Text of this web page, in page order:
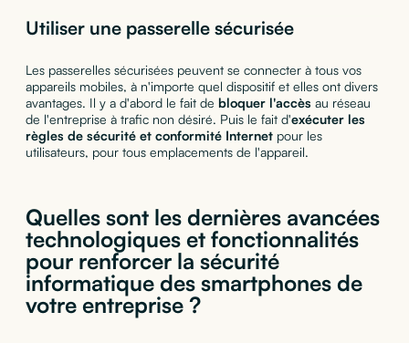
Utiliser une passerelle sécurisée
Les passerelles sécurisées peuvent se connecter à tous vos
appareils mobiles, à n'importe quel dispositif et elles ont divers
avantages. Il y a d'abord le fait de bloquer l'accès au réseau
de l'entreprise à trafic non désiré. Puis le fait d'exécuter les
règles de sécurité et conformité Internetpour les
utilisateurs, pour tous emplacements de l'appareil.
Quelles sont les dernières avancées
technologiques et fonctionnalités
pour renforcer la sécurité
informatique des smartphones de
votre entreprise ?